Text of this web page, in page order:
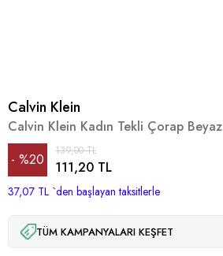
Calvin Klein
Calvin Klein Kadın Tekli Çorap Beyaz
%20
İndirim
139,00 TL
111,20 TL
37,07 TL `den başlayan taksitlerle
TÜM KAMPANYALARI KEŞFET